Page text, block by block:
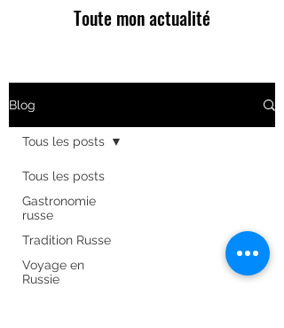
Toute mon actualité
Blog
Tous les posts
Gastronomie
russe
Tradition Russe
Voyage en
Russie
Tous les posts